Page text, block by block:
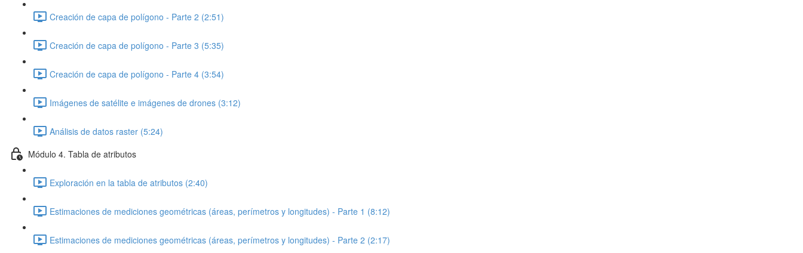
Creación de capa de polígono - Parte 2 (2:51)
Creación de capa de polígono - Parte 3 (5:35)
Creación de capa de polígono - Parte 4 (3:54)
Imágenes de satélite e imágenes de drones (3:12)
Análisis de datos raster (5:24)
Módulo 4. Tabla de atributos
Exploración en la tabla de atributos (2:40)
Estimaciones de mediciones geométricas (áreas, perímetros y longitudes) - Parte 1 (8:12)
Estimaciones de mediciones geométricas (áreas, perímetros y longitudes) - Parte 2 (2:17)